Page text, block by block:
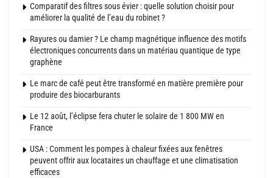
Comparatif des filtres sous évier : quelle solution choisir pour
améliorer la qualité de l’eau du robinet ?
Rayures ou damier ? Le champ magnétique influence des motifs
électroniques concurrents dans un matériau quantique de type
graphène
Le marc de café peut être transformé en matière première pour
produire des biocarburants
Le 12 août, l’éclipse fera chuter le solaire de 1 800 MW en
France
USA : Comment les pompes à chaleur fixées aux fenêtres
peuvent offrir aux locataires un chauffage et une climatisation
efficaces